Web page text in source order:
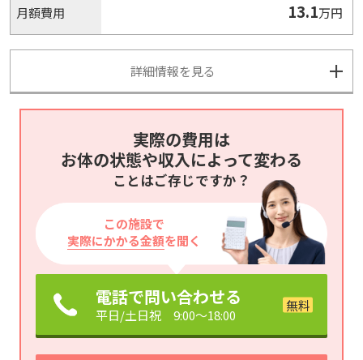
月額費用 13.1万円
詳細情報を見る
実際の費用は
お体の状態や収入によって変わる
ことはご存じですか？
この施設で
実際にかかる金額を聞く
電話で問い合わせる
平日/土日祝 9:00～18:00